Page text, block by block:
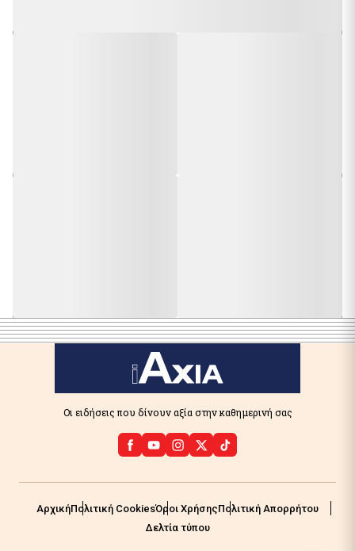
Οι ειδήσεις που δίνουν αξία στην καθημερινή σας
ΑρχικήΠολιτική CookiesΌροι ΧρήσηςΠολιτική Απορρήτου
Δελτία τύπου